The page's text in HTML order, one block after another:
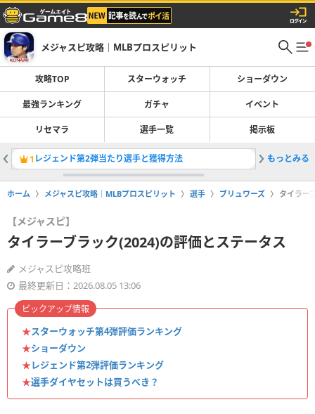
メジャスピ攻略｜MLBプロスピリット
攻略TOP スターウォッチ ショーダウン
最強ランキング ガチャ イベント
リセマラ 選手一覧 掲示板
1 レジェンド第2弾当たり選手と獲得方法 2最強選
もっとみる
ホーム メジャスピ攻略｜MLBプロスピリット 選手 ブリュワーズ タイラー
【メジャスピ】
タイラーブラック(2024)の評価とステータス
メジャスピ攻略班
最終更新日：2026.08.05 13:06
★スターウォッチ第4弾評価ランキング
★ショーダウン
★レジェンド第2弾評価ランキング
★選手ダイヤセットは買うべき？
ピックアップ情報